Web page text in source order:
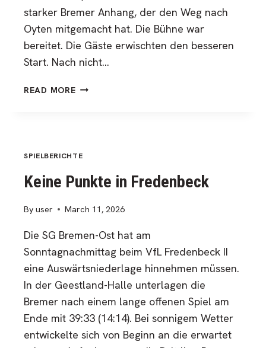
starker Bremer Anhang, der den Weg nach
Oyten mitgemacht hat. Die Bühne war
bereitet. Die Gäste erwischten den besseren
Start. Nach nicht…
READ MORESIEG
SPIELBERICHTE
Keine Punkte in Fredenbeck
By user March 11, 2026
Die SG Bremen-Ost hat am
Sonntagnachmittag beim VfL Fredenbeck II
eine Auswärtsniederlage hinnehmen müssen.
In der Geestland-Halle unterlagen die
Bremer nach einem lange offenen Spiel am
Ende mit 39:33 (14:14). Bei sonnigem Wetter
entwickelte sich von Beginn an die erwartet